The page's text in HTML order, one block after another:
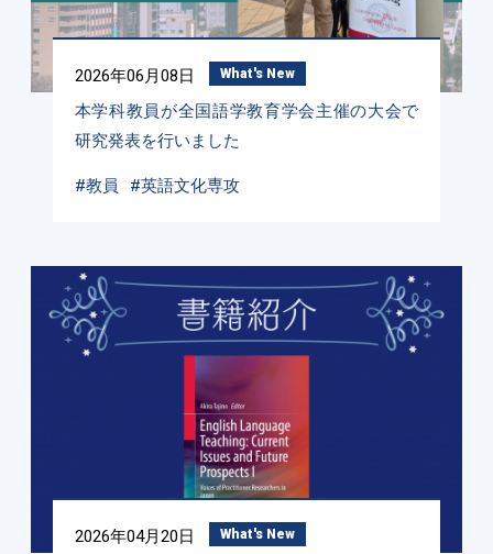
2026年06月08日 What's New
本学科教員が全国語学教育学会主催の大会で
研究発表を行いました
#教員 #英語文化専攻
2026年04月20日 What's New